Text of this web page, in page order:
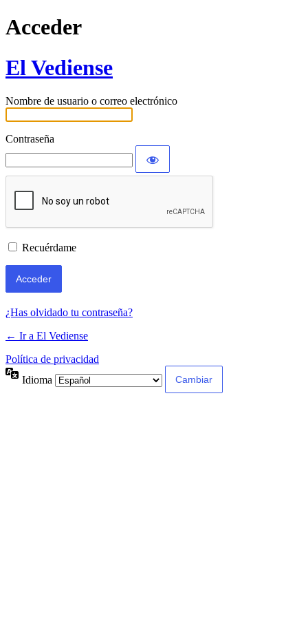
Acceder
El Vediense
Nombre de usuario o correo electrónico
Contraseña
Recuérdame
¿Has olvidado tu contraseña?
← Ir a El Vediense
Política de privacidad
Idioma